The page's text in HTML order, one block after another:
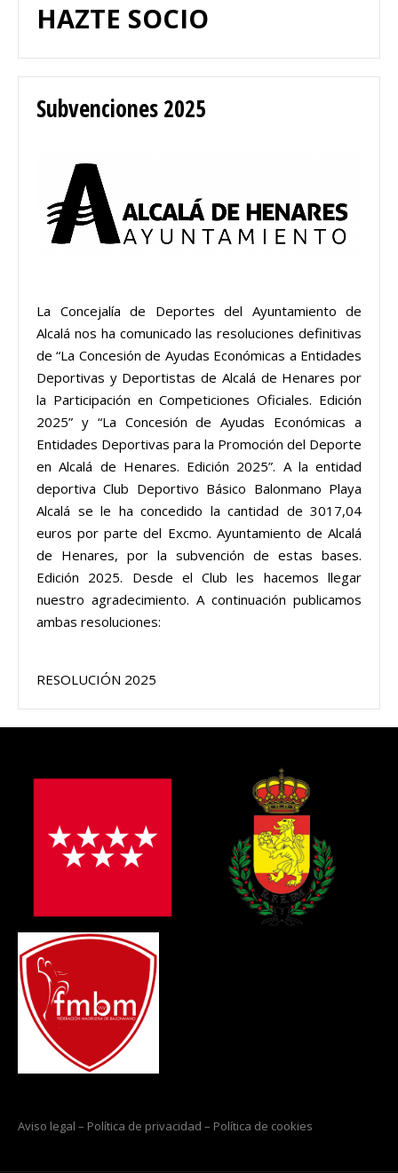
HAZTE SOCIO
Subvenciones 2025
La Concejalía de Deportes del Ayuntamiento de
Alcalá nos ha comunicado las resoluciones definitivas
de “La Concesión de Ayudas Económicas a Entidades
Deportivas y Deportistas de Alcalá de Henares por
la Participación en Competiciones Oficiales. Edición
2025” y “La Concesión de Ayudas Económicas a
Entidades Deportivas para la Promoción del Deporte
en Alcalá de Henares. Edición 2025”. A la entidad
deportiva Club Deportivo Básico Balonmano Playa
Alcalá se le ha concedido la cantidad de 3017,04
euros por parte del Excmo. Ayuntamiento de Alcalá
de Henares, por la subvención de estas bases.
Edición 2025. Desde el Club les hacemos llegar
nuestro agradecimiento. A continuación publicamos
ambas resoluciones:
RESOLUCIÓN 2025
Aviso legal – Política de privacidad – Política de cookies